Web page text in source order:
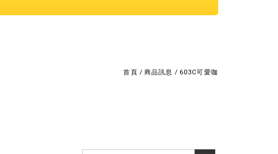
首頁 / 商品訊息 / 603C可愛咖